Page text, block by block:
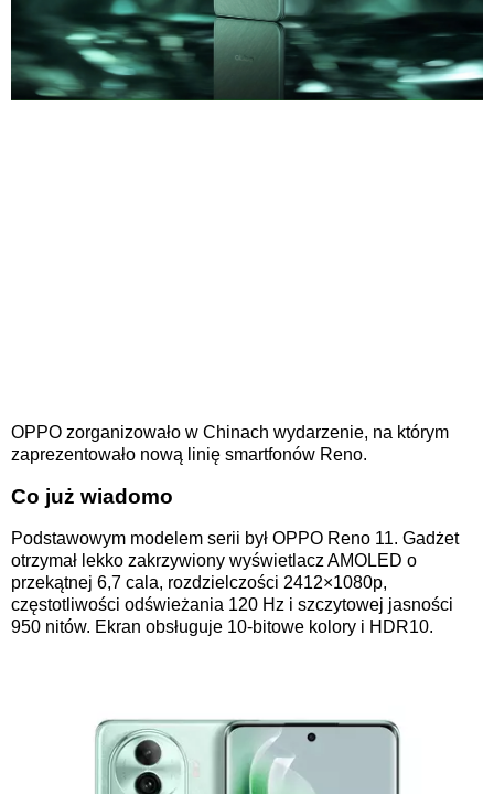
OPPO zorganizowało w Chinach wydarzenie, na którym
zaprezentowało nową linię smartfonów Reno.
Co już wiadomo
Podstawowym modelem serii był OPPO Reno 11. Gadżet
otrzymał lekko zakrzywiony wyświetlacz AMOLED o
przekątnej 6,7 cala, rozdzielczości 2412×1080p,
częstotliwości odświeżania 120 Hz i szczytowej jasności
950 nitów. Ekran obsługuje 10-bitowe kolory i HDR10.